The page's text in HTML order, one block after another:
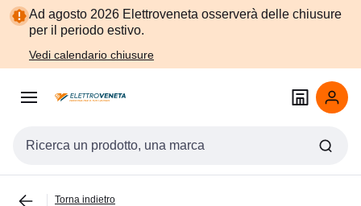
Vai alla
navigazione
Vai
alla
Ad agosto 2026 Elettroveneta osserverà delle chiusure
per il periodo estivo.
Vedi calendario chiusure
Cerca input
Torna indietro